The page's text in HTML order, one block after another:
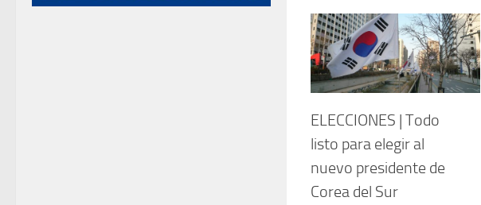
ELECCIONES | Todo
listo para elegir al
nuevo presidente de
Corea del Sur